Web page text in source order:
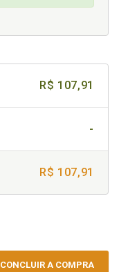
R$ 107,91
-
R$ 107,91
CONCLUIR A COMPRA